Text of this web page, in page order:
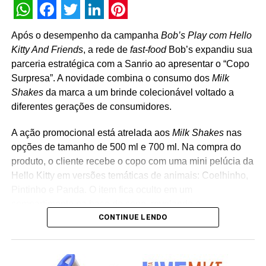
WhatsApp
Facebook
Twitter
LinkedIn
Pinterest
Após o desempenho da campanha Bob’s Play com Hello
Kitty And Friends, a rede de fast-foodBob’s expandiu sua
parceria estratégica com a Sanrio ao apresentar o “Copo
Surpresa”. A novidade combina o consumo dos Milk
Shakesda marca a um brinde colecionável voltado a
diferentes gerações de consumidores.
A ação promocional está atrelada aos Milk Shakesnas
opções de tamanho de 500 ml e 700 ml. Na compra do
produto, o cliente recebe o copo com uma mini pelúcia da
Hello Kitty em versões temáticas de animais: Coelhinho,
personagem surpresa apenas no momento da abertura
criação de experiências afetivas para diferentes
CONTINUE LENDO